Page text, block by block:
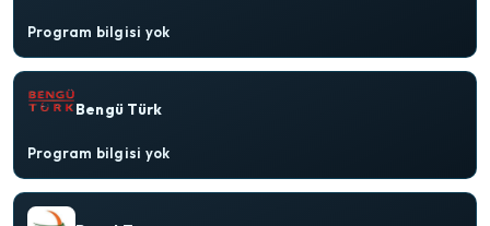
Program bilgisi yok
Bengü Türk
Program bilgisi yok